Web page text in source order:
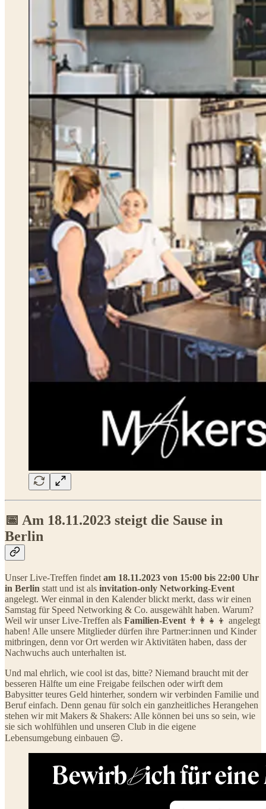
📅 Am 18.11.2023 steigt die Sause in
Berlin
Unser Live-Treffen findet am 18.11.2023 von 15:00 bis 22:00 Uhr
in Berlin statt und ist als invitation-only Networking-Event
angelegt. Wer einmal in den Kalender blickt merkt, dass wir einen
Samstag für Speed Networking & Co. ausgewählt haben. Warum?
Weil wir unser Live-Treffen als Familien-Event 👨‍👩‍👧‍👦 angelegt
haben! Alle unsere Mitglieder dürfen ihre Partner:innen und Kinder
mitbringen, denn vor Ort werden wir Aktivitäten haben, dass der
Nachwuchs auch unterhalten ist.
Und mal ehrlich, wie cool ist das, bitte? Niemand braucht mit der
besseren Hälfte um eine Freigabe feilschen oder wirft dem
Babysitter teures Geld hinterher, sondern wir verbinden Familie und
Beruf einfach. Denn genau für solch ein ganzheitliches Herangehen
stehen wir mit Makers & Shakers: Alle können bei uns so sein, wie
sie sich wohlfühlen und unseren Club in die eigene
Lebensumgebung einbauen 😌.